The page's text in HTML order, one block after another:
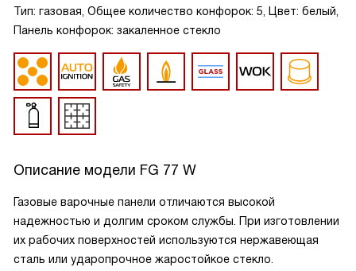
Тип: газовая, Общее количество конфорок: 5, Цвет: белый,
Панель конфорок: закаленное стекло
Описание модели FG 77 W
Газовые варочные панели отличаются высокой
надежностью и долгим сроком службы. При изготовлении
их рабочих поверхностей используются нержавеющая
сталь или ударопрочное жаростойкое стекло.